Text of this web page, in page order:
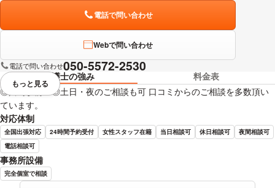
電話で問い合わせ
Webで問い合わせ
電話で問い合わせ050-5572-2530
弁護士の強み
料金表
◎川崎駅前 ◎土日・夜のご相談も可 口コミからのご相談を多数頂い
ています。
対応体制
全国出張対応 24時間予約受付 女性スタッフ在籍 当日相談可 休日相談可
夜間相談可
電話相談可
事務所設備
完全個室で相談
視覚的に省略されている要素を
もっと見る